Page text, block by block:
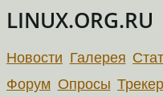
LINUX.ORG.RU
Новости Галерея
Форум Опросы Трекер